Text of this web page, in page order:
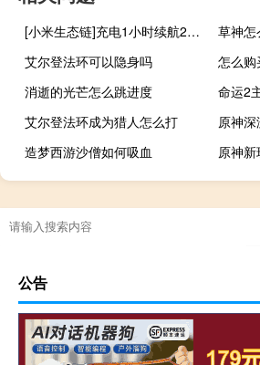
[小米生态链]充电1小时续航2个月，映趣男士3D剃须刀39.9元
草神
艾尔登法环可以隐身吗
怎么
消逝的光芒怎么跳进度
命运2
艾尔登法环成为猎人怎么打
原神
造梦西游沙僧如何吸血
原神
公告